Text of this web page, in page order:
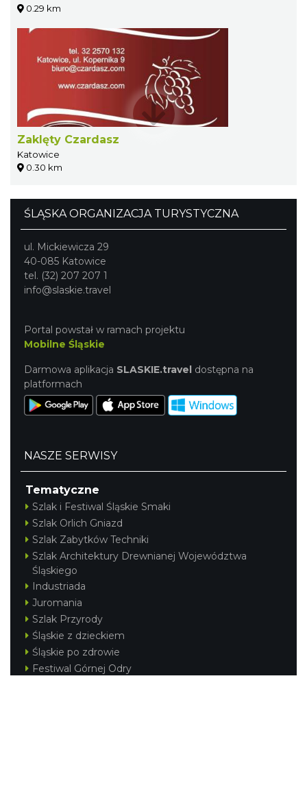
0.29 km
Zaklęty Czardasz
Katowice
0.30 km
ŚLĄSKA ORGANIZACJA TURYSTYCZNA
ul. Mickiewicza 29
40-085 Katowice
tel. (32) 207 207 1
info@slaskie.travel
Portal powstał w ramach projektu
Mobilne Śląskie
Darmowa aplikacja SLASKIE.travel dostępna na
platformach
NASZE SERWISY
Tematyczne
Szlak i Festiwal Śląskie Smaki
Szlak Orlich Gniazd
Szlak Zabytków Techniki
Szlak Architektury Drewnianej Województwa
Śląskiego
Industriada
Juromania
Szlak Przyrody
Śląskie z dzieckiem
Śląskie po zdrowie
Festiwal Górnej Odry